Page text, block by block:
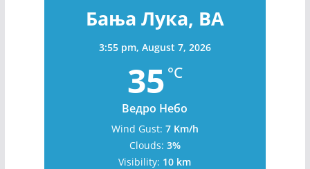
Бања Лука, BA
3:55 pm, August 7, 2026
35 °C
Ведро Небо
Wind Gust: 7 Km/h
Clouds: 3%
Visibility: 10 km